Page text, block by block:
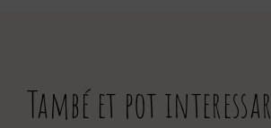
També et pot interessar